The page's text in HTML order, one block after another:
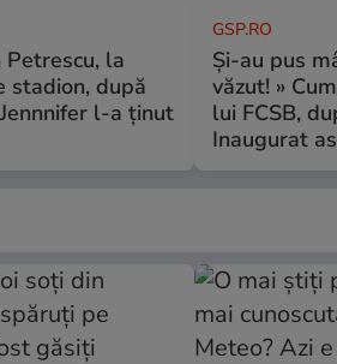
la
stadion, după
l-a ținut
GSP.RO
Și-au pus
văzut! »
lui FCSB,
Inaugurat